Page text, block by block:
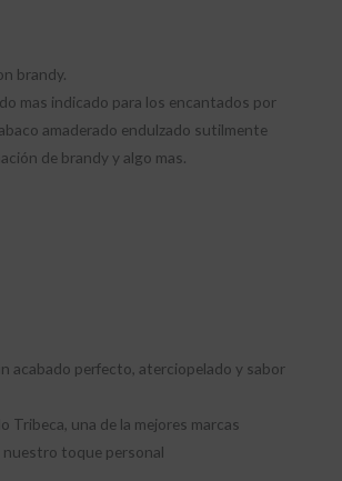
brandy.
mas indicado para los encantados por
amaderado endulzado sutilmente
de brandy y algo mas.
acabado perfecto, aterciopelado y sabor
Tribeca, una de la mejores marcas
toque personal